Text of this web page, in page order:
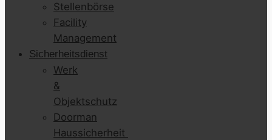
Stellenbörse
Facility
Management
Sicherheitsdienst
Werk
&
Objektschutz
Doorman
Haussicherheit